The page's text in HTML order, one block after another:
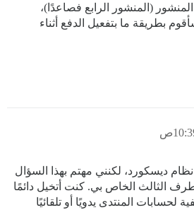
(المنشور الرابع فصاعدًا)،
بطريقة ما بتفعيل الدفع أثناء
ديسكورد، لكنني مهتم بهذا السؤال
الثالث الخاص بي. كنت أتخيل دائمًا
لحسابات المنتدى يدويًا أو تلقائيًا